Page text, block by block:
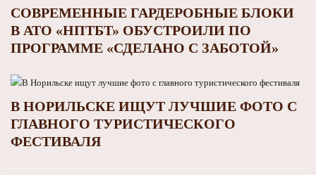
СОВРЕМЕННЫЕ ГАРДЕРОБНЫЕ БЛОКИ
В АТО «НПТБТ» ОБУСТРОИЛИ ПО
ПРОГРАММЕ «СДЕЛАНО С ЗАБОТОЙ»
В НОРИЛЬСКЕ ИЩУТ ЛУЧШИЕ ФОТО С
ГЛАВНОГО ТУРИСТИЧЕСКОГО
ФЕСТИВАЛЯ